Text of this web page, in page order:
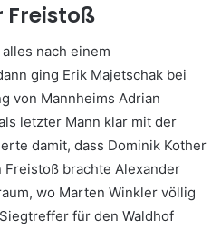
Freistoß
nach einem
ging Erik Majetschak bei
von Mannheims Adrian
letzter Mann klar mit der
damit, dass Dominik Kother
brachte Alexander
wo Marten Winkler völlig
für den Waldhof